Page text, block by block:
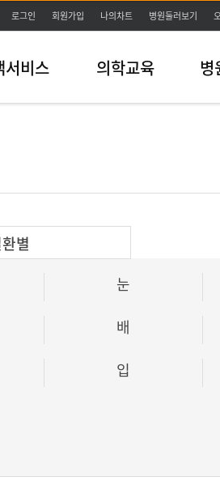
로그인 회원가입 나의차트 병원둘러보기
서비스 의학교육 병
눈
배
입
별